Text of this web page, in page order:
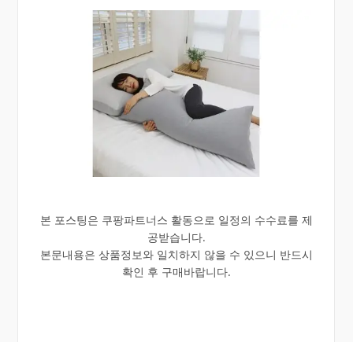
본 포스팅은 쿠팡파트너스 활동으로 일정의 수수료를 제
공받습니다.
본문내용은 상품정보와 일치하지 않을 수 있으니 반드시
확인 후 구매바랍니다.